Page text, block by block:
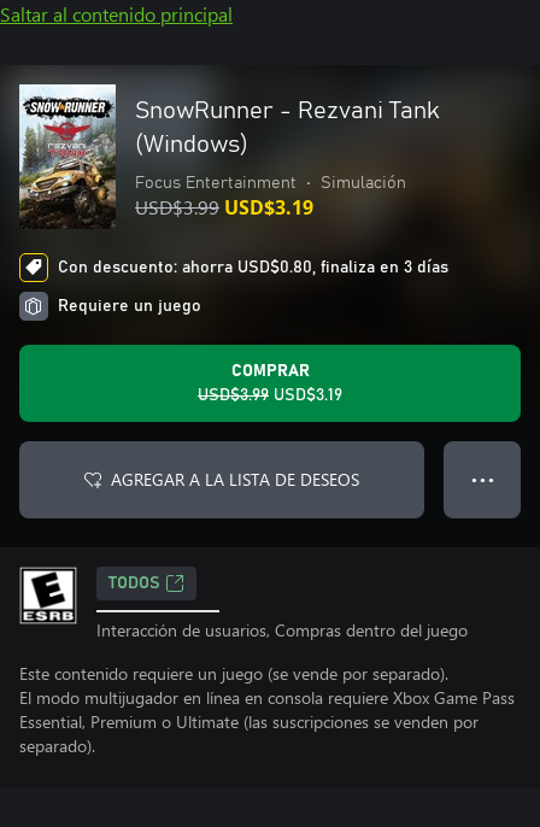
Saltar al contenido principal
SnowRunner - Rezvani Tank
(Windows)
Focus Entertainment • Simulación
USD$3.99 USD$3.19
Con descuento: ahorra USD$0.80, finaliza en 3 días
Requiere un juego
COMPRAR
USD$3.99 USD$3.19
AGREGAR A LA LISTA DE DESEOS ● ● ●
TODOS
Interacción de usuarios, Compras dentro del juego
Este contenido requiere un juego (se vende por separado).
El modo multijugador en línea en consola requiere Xbox Game Pass
Essential, Premium o Ultimate (las suscripciones se venden por
separado).